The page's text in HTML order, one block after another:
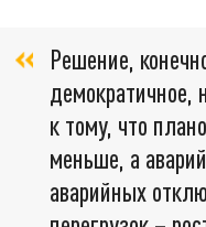
Решение,
демократичное,
к тому, что
меньше, а
аварийных